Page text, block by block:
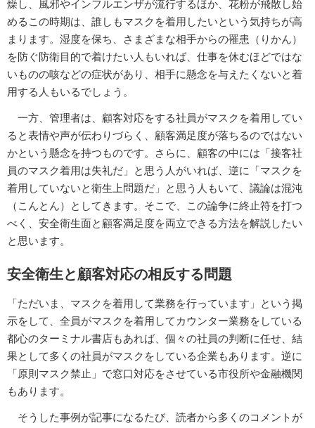
燥し、風邪やインフルエンザが流行するほか、花粉が飛散し始
めるこの時期は、誰しもマスクを着用したいという気持ちが高
まります。湿度を保ち、さまざまな相手からの罹患（りかん）
を防ぐ防衛目的で着けたい人もいれば、仕事を休むほどではな
いものの咳などの症状があり、相手に懸念を与えたくないと着
用する人もいるでしょう。
一方、管理者は、顧客対応をする社員がマスクを着用してい
ると表情や声が伝わりづらく、顧客満足度が落ちるのではない
かという懸念を持つものです。さらに、顧客の中には「接客社
員のマスク着用は失礼だ」と思う人がいれば、逆に「マスクを
着用していないと衛生上問題だ」と思う人もいて、議論は混沌
（こんとん）としてきます。そこで、この論争に終止符を打つ
べく、安全衛生面と顧客満足度を両立できる方法を解説したい
と思います。
安全衛生と顧客対応の相反する問題
「ただいま、マスクを着用して業務を行っています」という掲
示をして、全員がマスクを着用してカウンター業務をしている
都心のターミナル書店もあれば、個々の社員の判断に任せ、結
果として多くの社員がマスクをしている企業もあります。逆に
「原則マスク禁止」で窓口対応をさせている市役所や金融機関
もあります。
そうした事例が記事になるたび、読者から多くのコメントが